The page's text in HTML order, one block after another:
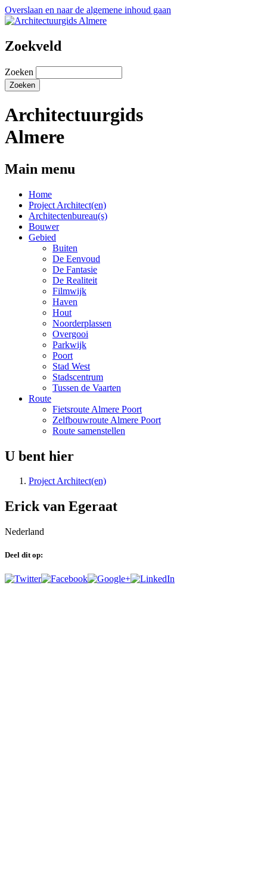
Overslaan en naar de algemene inhoud gaan
Zoekveld
Zoeken
Architectuurgids
Almere
Main menu
Home
Project Architect(en)
Architectenbureau(s)
Bouwer
Gebied
Buiten
De Eenvoud
De Fantasie
De Realiteit
Filmwijk
Haven
Hout
Noorderplassen
Overgooi
Parkwijk
Poort
Stad West
Stadscentrum
Tussen de Vaarten
Route
Fietsroute Almere Poort
Zelfbouwroute Almere Poort
Route samenstellen
U bent hier
Project Architect(en)
Erick van Egeraat
Nederland
Deel dit op: